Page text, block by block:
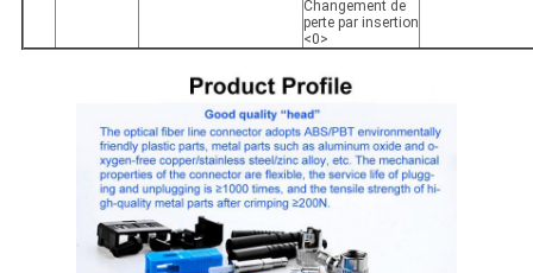
Changement de
perte par insertion
<0>